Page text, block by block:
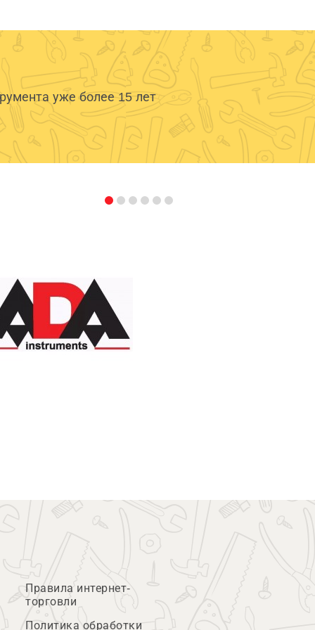
уже более 15 лет
Правила интернет-
торговли
Политика обработки